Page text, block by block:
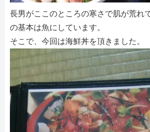
長男がここのところの寒さで肌が荒れ
の基本は魚にしています。
そこで、今回は海鮮丼を頂きました。